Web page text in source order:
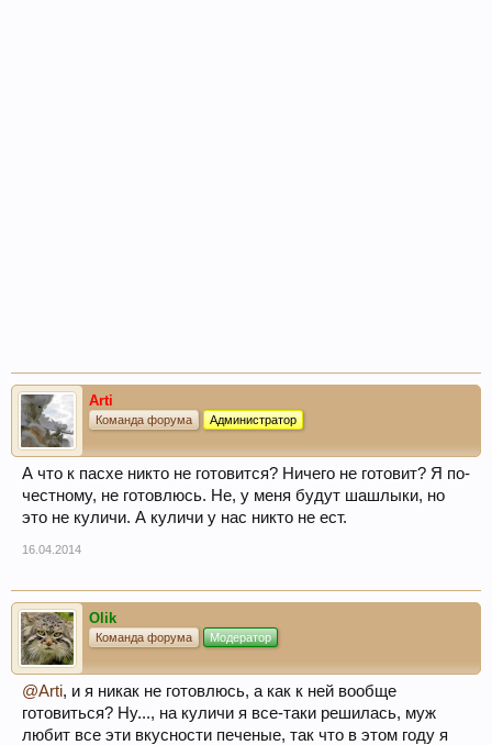
Arti
Команда форума Администратор
А что к пасхе никто не готовится? Ничего не готовит? Я по-
честному, не готовлюсь. Не, у меня будут шашлыки, но
это не куличи. А куличи у нас никто не ест.
16.04.2014
Olik
Команда форума Модератор
@Arti, и я никак не готовлюсь, а как к ней вообще
готовиться? Ну..., на куличи я все-таки решилась, муж
любит все эти вкусности печеные, так что в этом году я